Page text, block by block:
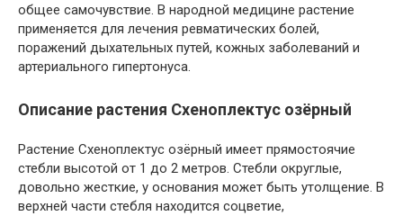
общее самочувствие. В народной медицине растение
применяется для лечения ревматических болей,
поражений дыхательных путей, кожных заболеваний и
артериального гипертонуса.
Описание растения Схеноплектус озёрный
Растение Схеноплектус озёрный имеет прямостоячие
стебли высотой от 1 до 2 метров. Стебли округлые,
довольно жесткие, у основания может быть утолщение. В
верхней части стебля находится соцветие,